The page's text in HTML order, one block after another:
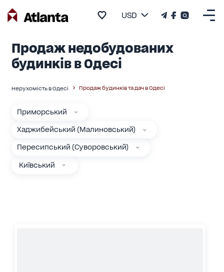
USD
Продаж недобудованих
будинків в Одесі
Нерухомість в Одесі Продаж будинків та дач в Одесі
Приморський
Хаджибейський (Малиновський)
Пересипський (Суворовський)
Київський